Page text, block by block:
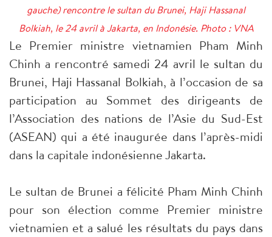
gauche) rencontre le sultan du Brunei, Haji Hassanal
Bolkiah, le 24 avril à Jakarta, en Indonésie. Photo : VNA
Le Premier ministre vietnamien Pham Minh
Chinh a rencontré samedi 24 avril le sultan du
Brunei, Haji Hassanal Bolkiah, à l’occasion de sa
participation au Sommet des dirigeants de
l’Association des nations de l’Asie du Sud-Est
(ASEAN) qui a été inaugurée dans l’après-midi
dans la capitale indonésienne Jakarta.
Le sultan de Brunei a félicité Pham Minh Chinh
pour son élection comme Premier ministre
vietnamien et a salué les résultats du pays dans